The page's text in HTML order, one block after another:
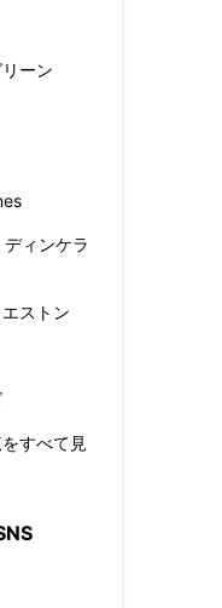
ーン
ィンケラ
ストン
すべて見